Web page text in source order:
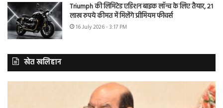
Triumph की लिमिटेड एडिशन बाइक लॉन्च के लिए तैयार, 21
लाख रुपये कीमत में मिलेंगे प्रीमियम फीचर्स
16 July 2026 - 3:17 PM
खेत खलिहान